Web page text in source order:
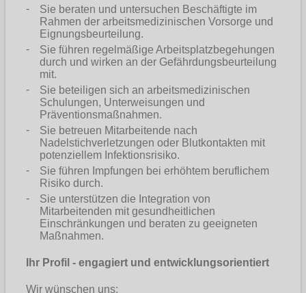
Sie beraten und untersuchen Beschäftigte im
Rahmen der arbeitsmedizinischen Vorsorge und
Eignungsbeurteilung.
Sie führen regelmäßige Arbeitsplatzbegehungen
durch und wirken an der Gefährdungsbeurteilung
mit.
Sie beteiligen sich an arbeitsmedizinischen
Schulungen, Unterweisungen und
Präventionsmaßnahmen.
Sie betreuen Mitarbeitende nach
Nadelstichverletzungen oder Blutkontakten mit
potenziellem Infektionsrisiko.
Sie führen Impfungen bei erhöhtem beruflichem
Risiko durch.
Sie unterstützen die Integration von
Mitarbeitenden mit gesundheitlichen
Einschränkungen und beraten zu geeigneten
Maßnahmen.
Ihr Profil - engagiert und entwicklungsorientiert
Wir wünschen uns: